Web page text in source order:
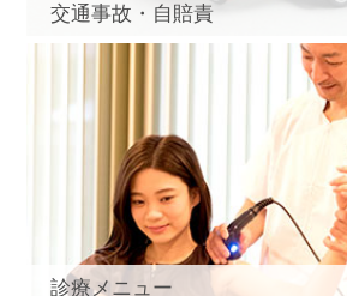
交通事故・自賠責
診療メニュー